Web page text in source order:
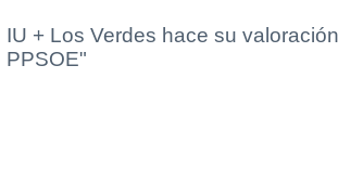
IU + Los Verdes hace su
PPSOE"